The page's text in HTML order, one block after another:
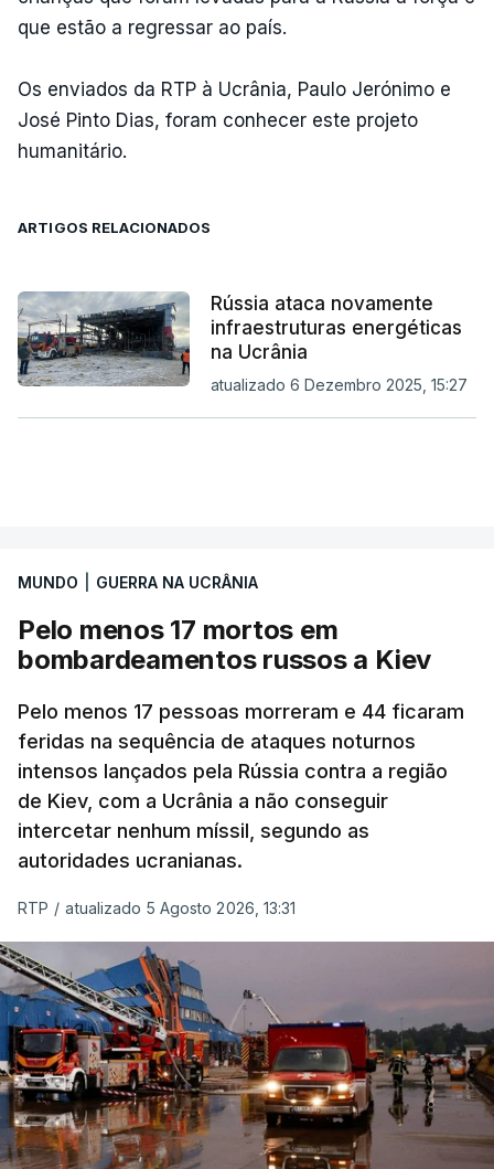
que estão a regressar ao país.
Os enviados da RTP à Ucrânia, Paulo Jerónimo e
José Pinto Dias, foram conhecer este projeto
humanitário.
ARTIGOS RELACIONADOS
Rússia ataca novamente
infraestruturas energéticas
na Ucrânia
atualizado 6 Dezembro 2025, 15:27
MUNDO GUERRA NA UCRÂNIA
Pelo menos 17 mortos em
bombardeamentos russos a Kiev
Pelo menos 17 pessoas morreram e 44 ficaram
feridas na sequência de ataques noturnos
intensos lançados pela Rússia contra a região
de Kiev, com a Ucrânia a não conseguir
intercetar nenhum míssil, segundo as
autoridades ucranianas.
RTP / atualizado 5 Agosto 2026, 13:31